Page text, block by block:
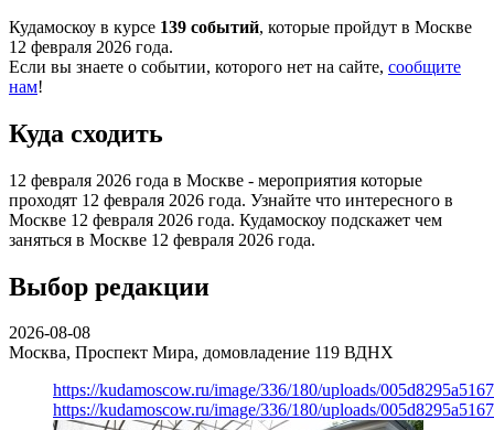
Кудамоскоу в курсе 139 событий, которые пройдут в Москве
12 февраля 2026 года.
Если вы знаете о событии, которого нет на сайте, сообщите
нам!
Куда сходить
12 февраля 2026 года в Москве - мероприятия которые
проходят 12 февраля 2026 года. Узнайте что интересного в
Москве 12 февраля 2026 года. Кудамоскоу подскажет чем
заняться в Москве 12 февраля 2026 года.
Выбор редакции
2026-08-08
Москва, Проспект Мира, домовладение 119 ВДНХ
https://kudamoscow.ru/image/336/180/uploads/
https://kudamoscow.ru/image/336/180/uploads/